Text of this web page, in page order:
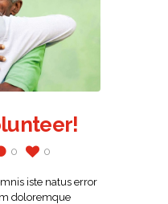
0 0
iste natus error
doloremque